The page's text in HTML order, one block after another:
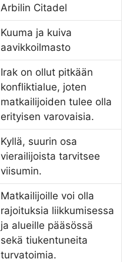
Arbilin Citadel
Kuuma ja kuiva
aavikkoilmasto
Irak on ollut pitkään
konfliktialue, joten
matkailijoiden tulee olla
erityisen varovaisia.
Kyllä, suurin osa
vierailijoista tarvitsee
viisumin.
Matkailijoille voi olla
rajoituksia liikkumisessa
ja alueille pääsössä
sekä tiukentuneita
turvatoimia.